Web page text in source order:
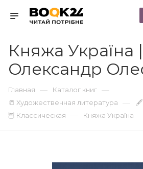
Княжа Україна |
Олександр
Главная — Каталог книг —
📒 Художественная литература — 🖋
🦉 Классическая — Княжа Україна